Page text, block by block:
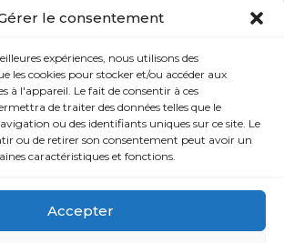
le consentement
expériences, nous utilisons des
les cookies pour stocker et/ou accéder aux
à l'appareil. Le fait de consentir à ces
de traiter des données telles que le
ou des identifiants uniques sur ce site. Le
ou de retirer son consentement peut avoir un
caractéristiques et fonctions.
Accepter
3342
Notre-Dame